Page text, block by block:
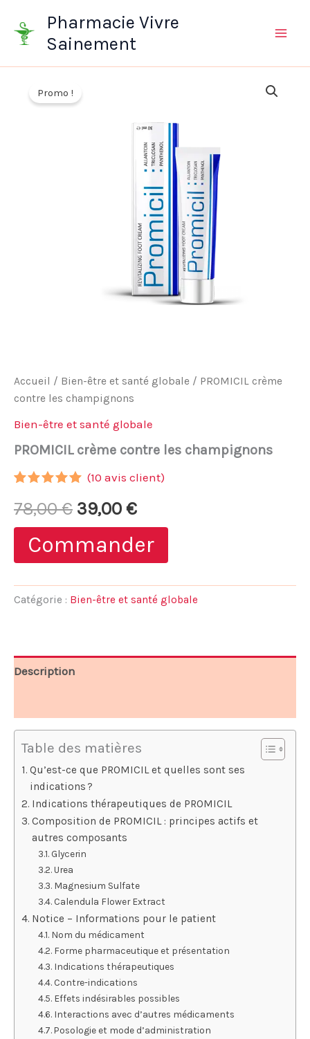
contenu
Pharmacie Vivre
Sainement
Promo !
Accueil / Bien-être et santé globale / PROMICIL crème
contre les champignons
Bien-être et santé globale
PROMICIL crème contre les champignons
sur 5
basé sur
notations
client
(10 avis client)
78,00€ Le
prix
initial
était :
39,00 €Le
prix
actuel
est :
Commander
Catégorie : Bien-être et santé globale
Description
Table des matières
Qu’est-ce que PROMICIL et quelles sont ses
indications ?
Indications thérapeutiques de PROMICIL
Composition de PROMICIL : principes actifs et
autres composants
Glycerin
Urea
Magnesium Sulfate
Calendula Flower Extract
Notice – Informations pour le patient
Nom du médicament
Forme pharmaceutique et présentation
Indications thérapeutiques
Contre-indications
Effets indésirables possibles
Interactions avec d’autres médicaments
Posologie et mode d’administration